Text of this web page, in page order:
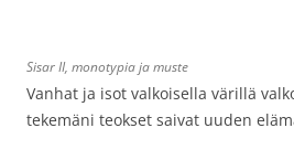
Sisar II, monotypia ja muste
Vanhat ja isot valkoisella värillä
tekemäni teokset saivat uuden